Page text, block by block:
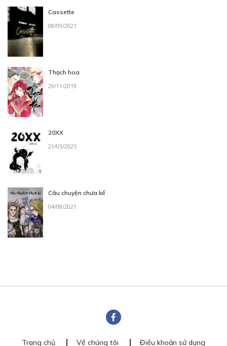
Cassette
08/09/2021
Thạch hoa
29/11/2019
20XX
21/05/2025
Câu chuyện chưa kể
04/08/2021
Trang chủ Về chúng tôi Điều khoản sử dụng